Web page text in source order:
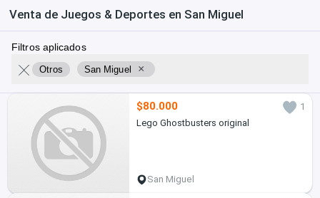
Venta de Juegos & Deportes en San Miguel
Filtros aplicados
Otros San Miguel ×
$80.000
1
Lego Ghostbusters original
San Miguel